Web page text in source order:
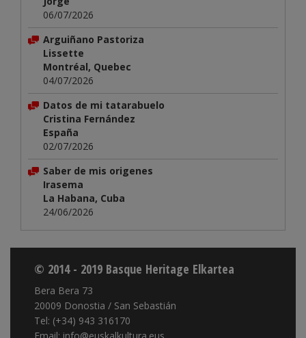
06/07/2026
Arguiñano Pastoriza
Lissette
Montréal, Quebec
04/07/2026
Datos de mi tatarabuelo
Cristina Fernández
España
02/07/2026
Saber de mis origenes
Irasema
La Habana, Cuba
24/06/2026
© 2014 - 2019 Basque Heritage Elkartea
Bera Bera 73
20009 Donostia / San Sebastián
Tel: (+34) 943 316170